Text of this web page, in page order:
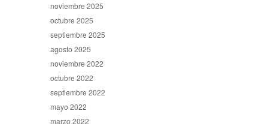
noviembre 2025
octubre 2025
septiembre 2025
agosto 2025
noviembre 2022
octubre 2022
septiembre 2022
mayo 2022
marzo 2022